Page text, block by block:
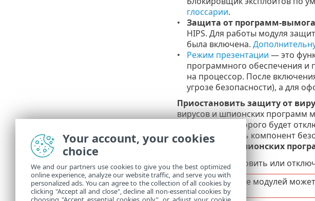
глоссарии.
Защита от программ-
HIPS. Для работы модуля
была включена.
Режим презентации — это
программного обеспечения и
на процессор. После
угрозе безопасности), а для
Приостановить защиту от
вирусов и шпионских программ
протяжении которого будет
чтобы отключить компонент
от вирусов и шпионских
Чтобы приостановить или
Отключение модулей
Your account, your cookies
choice
We and our partners use cookies to give you the best optimized
online experience, analyze our website traffic, and serve you with
personalized ads. You can agree to the collection of all cookies by
clicking "Accept all and close", decline all non-essential cookies by